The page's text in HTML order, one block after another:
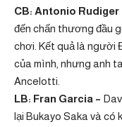
CB: Antonio Rudiger
đến chấn thương đầu
chơi. Kết quả là người
của mình, nhưng anh
Ancelotti.
LB: Fran Garcia –
lại Bukayo Saka và có